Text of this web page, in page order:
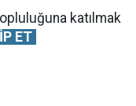
katılmak
ET